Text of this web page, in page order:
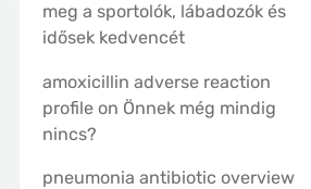
meg a sportolók, lábadozók és
idősek kedvencét
amoxicillin adverse reaction
profile on Önnek még mindig
nincs?
pneumonia antibiotic overview